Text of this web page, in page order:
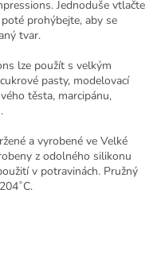
Jednoduše vtlačte
prohýbejte, aby se
tvar.
lze použít s velkým
pasty, modelovací
těsta, marcipánu,
a vyrobené ve Velké
z odolného silikonu
v potravinách. Pružný